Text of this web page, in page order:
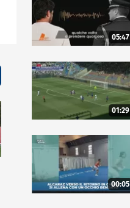
05:47
01:29
00:05